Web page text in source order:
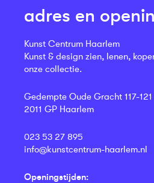
adres en
Kunst Centrum Haarlem
Kunst & design zien, lenen,
onze collectie.
Gedempte Oude Gracht 117-121
2011 GP Haarlem
023 53 27 895
info@kunstcentrum-haarlem.nl
Openingstijden: